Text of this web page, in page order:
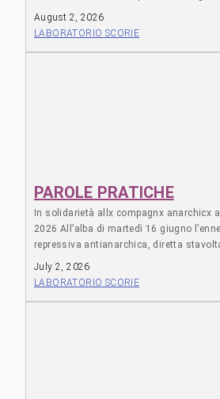
territorio) ha deciso di far proseguire la
compagno è stato arrestato con
August 2, 2026
LABORATORIO SCORIE
PAROLE PRATICHE
In solidarietà allx compagnx anarchicx
2026 All’alba di martedì 16 giugno
repressiva antianarchica, diretta
Digos di Roma, ha portato alla
compagnx e spazi occupati in tutta la
July 2, 2026
LABORATORIO SCORIE